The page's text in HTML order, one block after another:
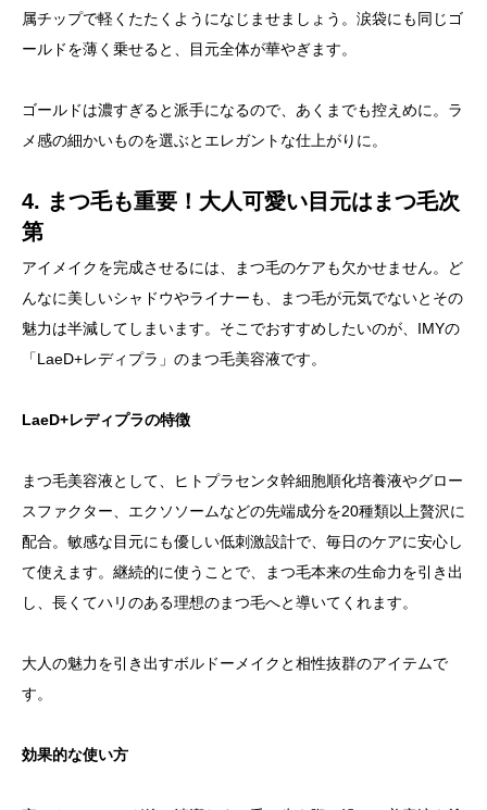
属チップで軽くたたくようになじませましょう。涙袋にも同じゴ
ールドを薄く乗せると、目元全体が華やぎます。
ゴールドは濃すぎると派手になるので、あくまでも控えめに。ラ
メ感の細かいものを選ぶとエレガントな仕上がりに。
4. まつ毛も重要！大人可愛い目元はまつ毛次
第
アイメイクを完成させるには、まつ毛のケアも欠かせません。ど
んなに美しいシャドウやライナーも、まつ毛が元気でないとその
魅力は半減してしまいます。そこでおすすめしたいのが、IMYの
「LaeD+レディプラ」のまつ毛美容液です。
LaeD+レディプラの特徴
まつ毛美容液として、ヒトプラセンタ幹細胞順化培養液やグロー
スファクター、エクソソームなどの先端成分を20種類以上贅沢に
配合。敏感な目元にも優しい低刺激設計で、毎日のケアに安心し
て使えます。継続的に使うことで、まつ毛本来の生命力を引き出
し、長くてハリのある理想のまつ毛へと導いてくれます。
大人の魅力を引き出すボルドーメイクと相性抜群のアイテムで
す。
効果的な使い方